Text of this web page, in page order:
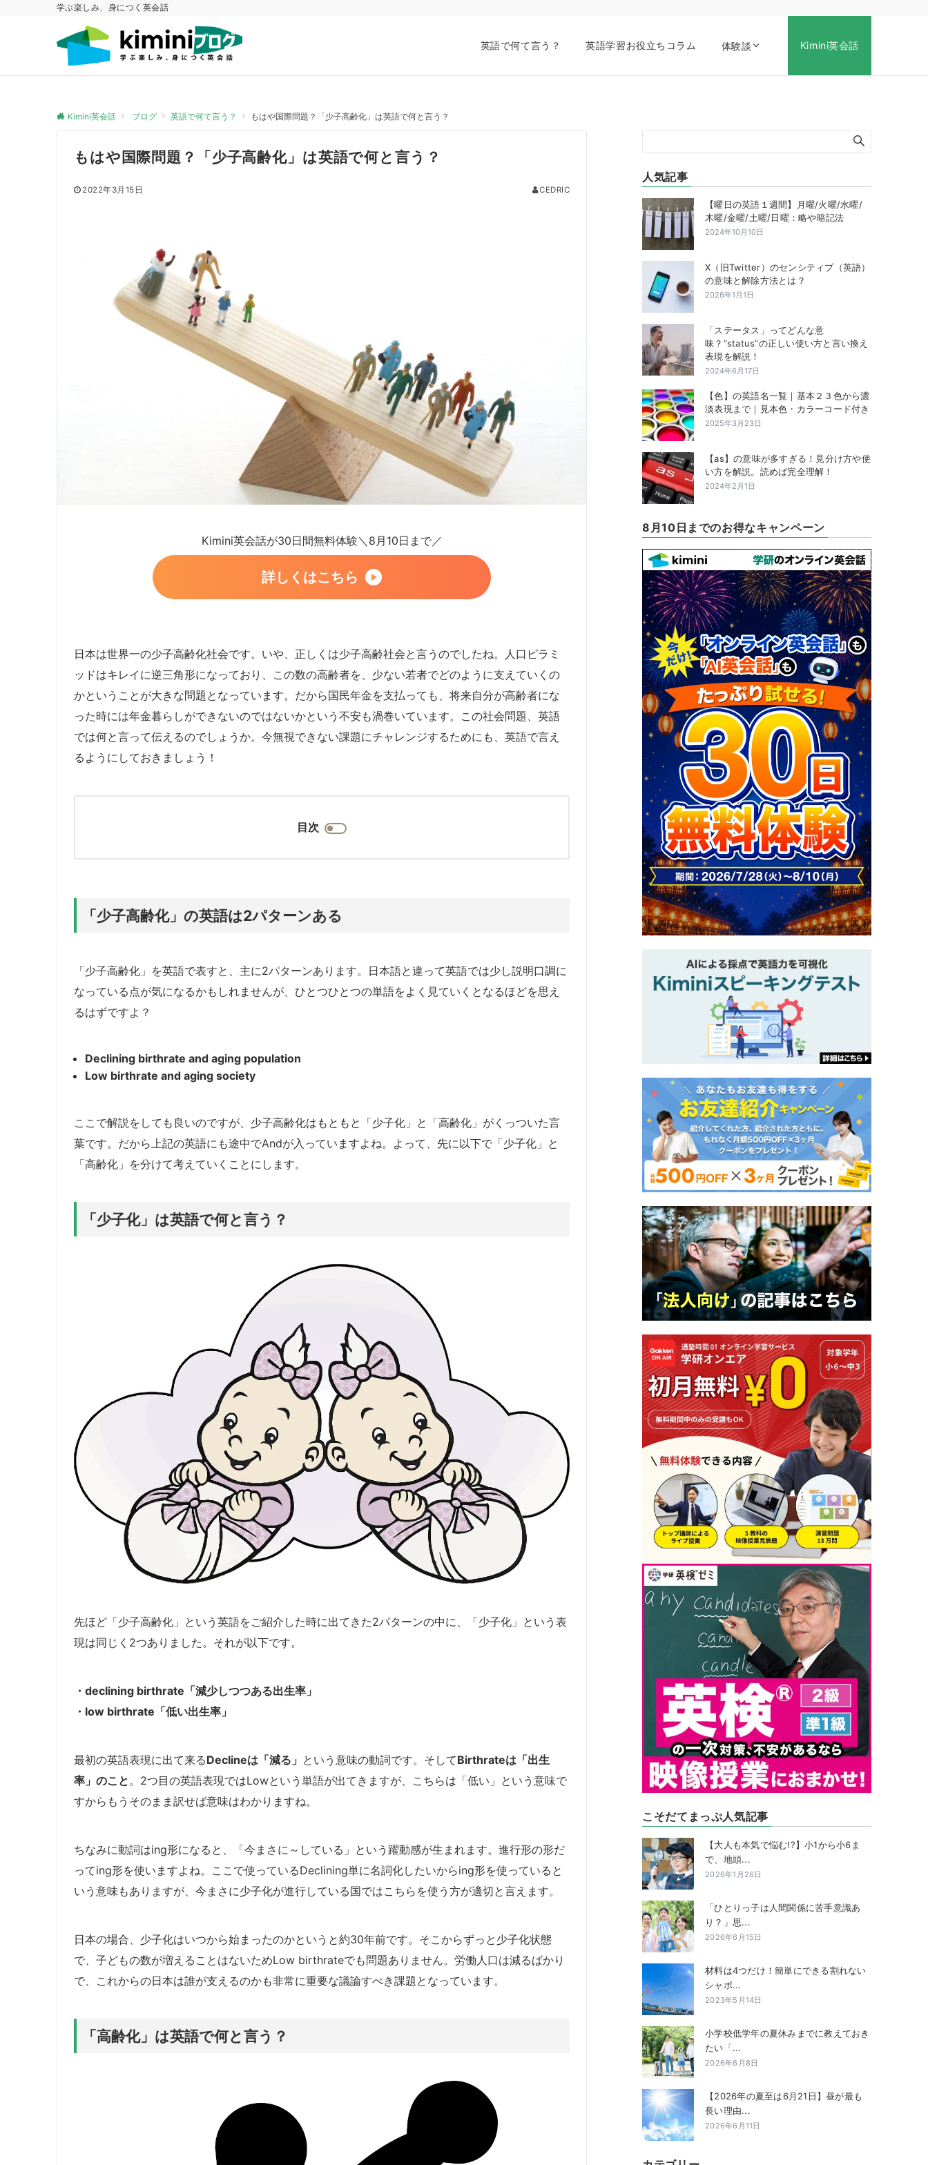
学ぶ楽しみ、身につく英会話
英語で何て言う？ 英語学習お役立ちコラム 体験談 Kimini英会話
Kimini英会話 ブログ 英語で何て言う？ もはや国際問題？「少子高齢化」は英語で何と言う？
もはや国際問題？「少子高齢化」は英語で何と言う？
2022年3月15日 CEDRIC
Kimini英会話が30日間無料体験＼8月10日まで／
詳しくはこちら
日本は世界一の少子高齢化社会です。いや、正しくは少子高齢社会と言うのでしたね。人口ピラミ
ッドはキレイに逆三角形になっており、この数の高齢者を、少ない若者でどのように支えていくの
かということが大きな問題となっています。だから国民年金を支払っても、将来自分が高齢者にな
った時には年金暮らしができないのではないかという不安も渦巻いています。この社会問題、英語
では何と言って伝えるのでしょうか。今無視できない課題にチャレンジするためにも、英語で言え
るようにしておきましょう！
目次
「少子高齢化」の英語は2パターンある
「少子高齢化」を英語で表すと、主に2パターンあります。日本語と違って英語では少し説明口調に
なっている点が気になるかもしれませんが、ひとつひとつの単語をよく見ていくとなるほどを思え
るはずですよ？
Declining birthrate and aging population
Low birthrate and aging society
ここで解説をしても良いのですが、少子高齢化はもともと「少子化」と「高齢化」がくっついた言
葉です。だから上記の英語にも途中でAndが入っていますよね。よって、先に以下で「少子化」と
「高齢化」を分けて考えていくことにします。
「少子化」は英語で何と言う？
先ほど「少子高齢化」という英語をご紹介した時に出てきた2パターンの中に、「少子化」という表
現は同じく2つありました。それが以下です。
・declining birthrate「減少しつつある出生率」
・low birthrate「低い出生率」
最初の英語表現に出て来るDeclineは「減る」 という意味の動詞です。そしてBirthrateは「出生
率」のこと 。2つ目の英語表現ではLowという単語が出てきますが、こちらは「低い」という意味で
すからもうそのまま訳せば意味はわかりますね。
ちなみに動詞はing形になると、「今まさに～している」という躍動感が生まれます。進行形の形だ
ってing形を使いますよね。ここで使っているDeclining単に名詞化したいからing形を使っていると
いう意味もありますが、今まさに少子化が進行している国ではこちらを使う方が適切と言えます。
日本の場合、少子化はいつから始まったのかというと約30年前です。そこからずっと少子化状態
で、子どもの数が増えることはないためLow birthrateでも問題ありません。労働人口は減るばかり
で、これからの日本は誰が支えるのかも非常に重要な議論すべき課題となっています。
「高齢化」は英語で何と言う？
人気記事
【曜日の英語１週間】月曜/火曜/水曜/
木曜/金曜/土曜/日曜：略や暗記法
2024年10月10日
X（旧Twitter）のセンシティブ（英語）
の意味と解除方法とは？
2026年1月1日
「ステータス」ってどんな意
味？”status”の正しい使い方と言い換え
表現を解説！
2024年6月17日
【色】の英語名一覧｜基本２３色から濃
淡表現まで｜見本色・カラーコード付き
2025年3月23日
【as】の意味が多すぎる！見分け方や使
い方を解説。読めば完全理解！
2024年2月1日
8月10日までのお得なキャンペーン
こそだてまっぷ人気記事
【大人も本気で悩む!?】小1から小6ま
で、地頭...
2026年1月26日
「ひとりっ子は人間関係に苦手意識あ
り？」思...
2026年6月15日
材料は4つだけ！簡単にできる割れない
シャボ...
2023年5月14日
小学校低学年の夏休みまでに教えておき
たい「...
2026年6月8日
【2026年の夏至は6月21日】昼が最も
長い理由...
2026年6月11日